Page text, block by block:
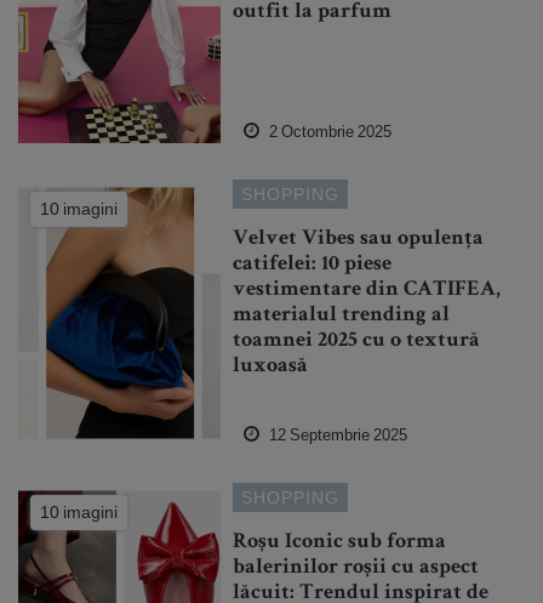
outfit la parfum
2 Octombrie 2025
10 imagini
SHOPPING
Velvet Vibes sau opulența
catifelei: 10 piese
vestimentare din CATIFEA,
materialul trending al
toamnei 2025 cu o textură
luxoasă
12 Septembrie 2025
10 imagini
SHOPPING
Roșu Iconic sub forma
balerinilor roșii cu aspect
lăcuit: Trendul inspirat de